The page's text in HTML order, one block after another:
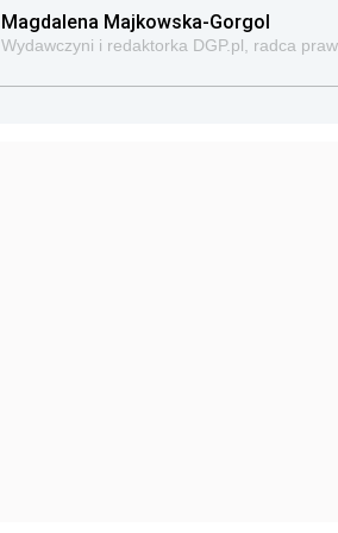
Magdalena Majkowska-Gorgol
Wydawczyni i redaktorka DGP.pl, radca